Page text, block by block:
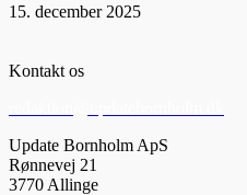
15. december 2025
Kontakt os
Update Bornholm ApS
Rønnevej 21
3770 Allinge